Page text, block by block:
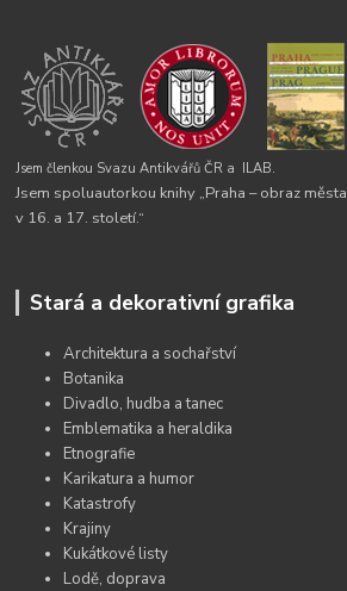
Jsem členkou Svazu Antikvářů ČR a ILAB.
Jsem spoluautorkou knihy „Praha – obraz města
v 16. a 17. století.“
Stará a dekorativní grafika
Architektura a sochařství
Botanika
Divadlo, hudba a tanec
Emblematika a heraldika
Etnografie
Karikatura a humor
Katastrofy
Krajiny
Kukátkové listy
Lodě, doprava